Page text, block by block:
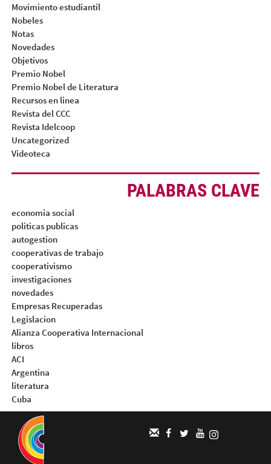
Movimiento estudiantil
Nobeles
Notas
Novedades
Objetivos
Premio Nobel
Premio Nobel de Literatura
Recursos en linea
Revista del CCC
Revista Idelcoop
Uncategorized
Videoteca
PALABRAS CLAVE
economia social
politicas publicas
autogestion
cooperativas de trabajo
cooperativismo
investigaciones
novedades
Empresas Recuperadas
Legislacion
Alianza Cooperativa Internacional
libros
ACI
Argentina
literatura
Cuba